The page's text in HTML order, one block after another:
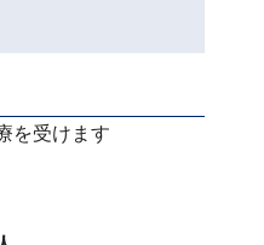
を受けます